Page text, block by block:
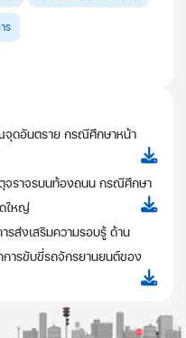
ร
จุดอันตราย กรณีศึกษาหน้า
จราจรบนท้องถนน กรณีศึกษา
ใหญ่
รส่งเสริมความรอบรู้ ด้าน
ารขับขี่รถจักรยานยนต์ของ